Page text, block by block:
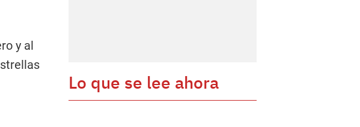
y al
Lo que se lee ahora